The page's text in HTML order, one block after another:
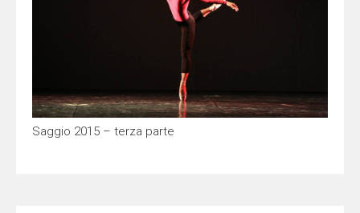
Saggio 2015 – terza parte